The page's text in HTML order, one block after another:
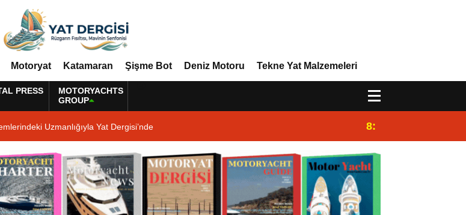
Motoryat Katamaran Şişme Bot Deniz Motoru Tekne Yat Malzemeleri
PRESS
MOTORYACHTS
GROUP
Uzmanlığıyla Yat Dergisi’nde 8:29